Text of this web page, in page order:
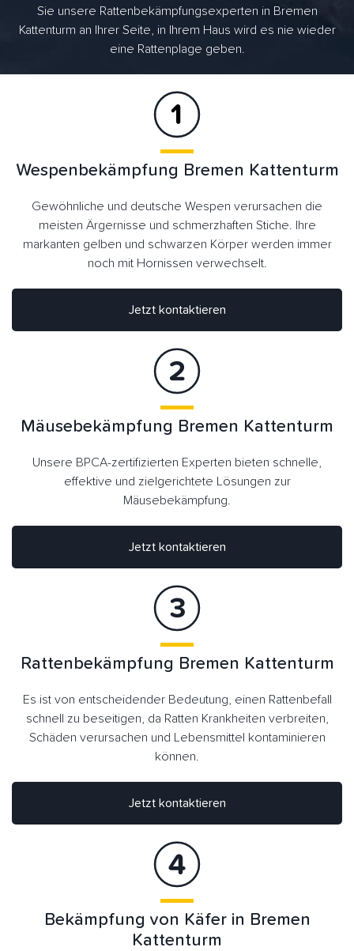
Sie unsere Rattenbekämpfungsexperten in Bremen
Kattenturm an Ihrer Seite, in Ihrem Haus wird es nie wieder
eine Rattenplage geben.
Wespenbekämpfung Bremen Kattenturm
Gewöhnliche und deutsche Wespen verursachen die
meisten Ärgernisse und schmerzhaften Stiche. Ihre
markanten gelben und schwarzen Körper werden immer
noch mit Hornissen verwechselt.
Jetzt kontaktieren
Jetzt kontaktieren
Mäusebekämpfung Bremen Kattenturm
Unsere BPCA-zertifizierten Experten bieten schnelle,
effektive und zielgerichtete Lösungen zur
Mäusebekämpfung.
Rattenbekämpfung Bremen Kattenturm
Es ist von entscheidender Bedeutung, einen Rattenbefall
schnell zu beseitigen, da Ratten Krankheiten verbreiten,
Schäden verursachen und Lebensmittel kontaminieren
können.
Jetzt kontaktieren
Bekämpfung von Käfer in Bremen
Kattenturm